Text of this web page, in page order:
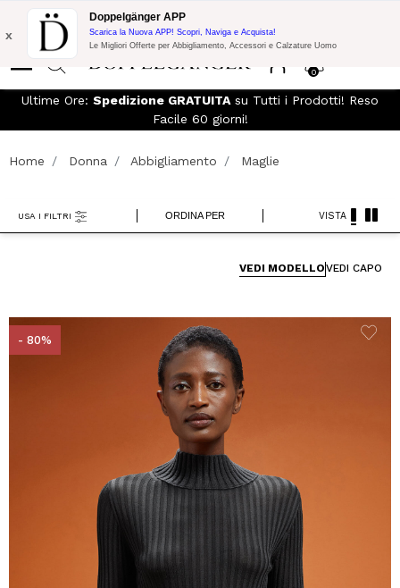
Spedizione Gratuita su Tutto!
Acquisto con codice:
0
x
Doppelgänger APP
Scarica la Nuova APP! Scopri, Naviga e Acquista!
Le Migliori Offerte per Abbigliamento, Accessori e Calzature Uomo
Ultime Ore: Spedizione GRATUITA su Tutti i Prodotti! Reso
Facile 60 giorni!
Home Donna Abbigliamento Maglie
ORDINA PER
USA I FILTRI VISTA
VEDI MODELLOVEDI CAPO
- 80%